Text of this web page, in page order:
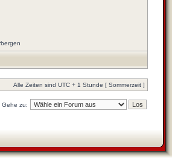
Alle Zeiten sind UTC + 1 Stunde [ Sommerzeit ]
Gehe zu: